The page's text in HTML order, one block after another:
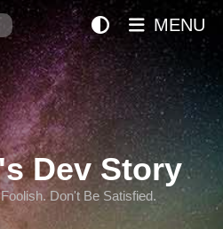
Search
Dev Story
Don't Be Satisfied.
MENU